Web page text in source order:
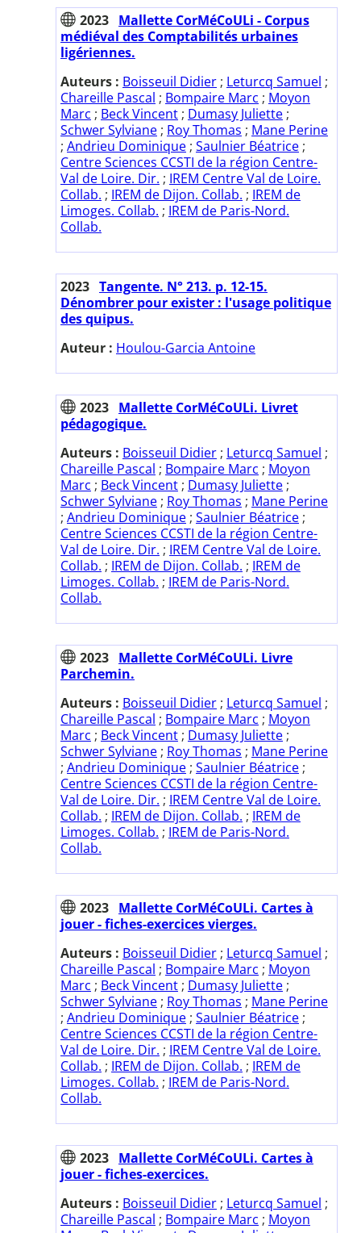
2023 Mallette CorMéCoULi - Corpus
médiéval des Comptabilités urbaines
ligériennes.
Auteurs : Boisseuil Didier ; Leturcq Samuel ;
Chareille Pascal ; Bompaire Marc ; Moyon
Marc ; Beck Vincent ; Dumasy Juliette ;
Schwer Sylviane ; Roy Thomas ; Mane Perine
; Andrieu Dominique ; Saulnier Béatrice ;
Centre Sciences CCSTI de la région Centre-
Val de Loire. Dir. ; IREM Centre Val de Loire.
Collab. ; IREM de Dijon. Collab. ; IREM de
Limoges. Collab. ; IREM de Paris-Nord.
Collab.
2023 Tangente. N° 213. p. 12-15.
Dénombrer pour exister : l'usage politique
des quipus.
Auteur : Houlou-Garcia Antoine
2023 Mallette CorMéCoULi. Livret
pédagogique.
Auteurs : Boisseuil Didier ; Leturcq Samuel ;
Chareille Pascal ; Bompaire Marc ; Moyon
Marc ; Beck Vincent ; Dumasy Juliette ;
Schwer Sylviane ; Roy Thomas ; Mane Perine
; Andrieu Dominique ; Saulnier Béatrice ;
Centre Sciences CCSTI de la région Centre-
Val de Loire. Dir. ; IREM Centre Val de Loire.
Collab. ; IREM de Dijon. Collab. ; IREM de
Limoges. Collab. ; IREM de Paris-Nord.
Collab.
2023 Mallette CorMéCoULi. Livre
Parchemin.
Auteurs : Boisseuil Didier ; Leturcq Samuel ;
Chareille Pascal ; Bompaire Marc ; Moyon
Marc ; Beck Vincent ; Dumasy Juliette ;
Schwer Sylviane ; Roy Thomas ; Mane Perine
; Andrieu Dominique ; Saulnier Béatrice ;
Centre Sciences CCSTI de la région Centre-
Val de Loire. Dir. ; IREM Centre Val de Loire.
Collab. ; IREM de Dijon. Collab. ; IREM de
Limoges. Collab. ; IREM de Paris-Nord.
Collab.
2023 Mallette CorMéCoULi. Cartes à
jouer - fiches-exercices vierges.
Auteurs : Boisseuil Didier ; Leturcq Samuel ;
Chareille Pascal ; Bompaire Marc ; Moyon
Marc ; Beck Vincent ; Dumasy Juliette ;
Schwer Sylviane ; Roy Thomas ; Mane Perine
; Andrieu Dominique ; Saulnier Béatrice ;
Centre Sciences CCSTI de la région Centre-
Val de Loire. Dir. ; IREM Centre Val de Loire.
Collab. ; IREM de Dijon. Collab. ; IREM de
Limoges. Collab. ; IREM de Paris-Nord.
Collab.
2023 Mallette CorMéCoULi. Cartes à
jouer - fiches-exercices.
Auteurs : Boisseuil Didier ; Leturcq Samuel ;
Chareille Pascal ; Bompaire Marc ; Moyon